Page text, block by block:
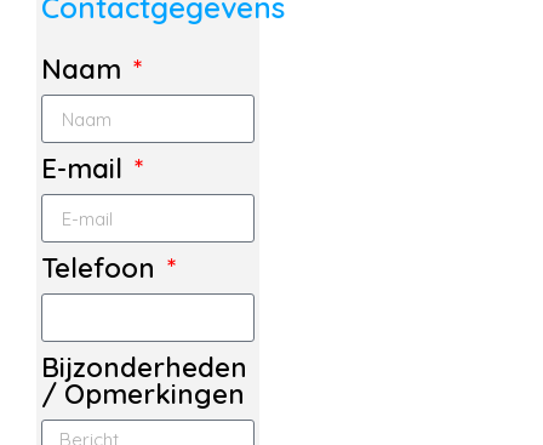
Contactgegevens
Naam
E-mail
Telefoon
Bijzonderheden
/ Opmerkingen